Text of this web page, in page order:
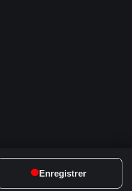
Enregistrer
2.228.1